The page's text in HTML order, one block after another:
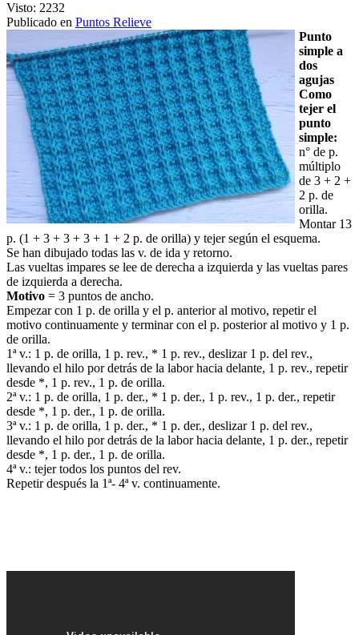
Visto: 2232
Publicado en Puntos Relieve
Punto
simple a
dos
agujas
Como
tejer el
punto
simple:
n° de p.
múltiplo
de 3 + 2 +
2 p. de
orilla.
Montar 13
p. (1 + 3 + 3 + 3 + 1 + 2 p. de orilla) y tejer según el esquema.
Se han dibujado todas las v. de ida y retorno.
Las vueltas impares se lee de derecha a izquierda y las vueltas pares
de izquierda a derecha.
Motivo = 3 puntos de ancho.
Empezar con 1 p. de orilla y el p. anterior al motivo, repetir el
motivo continuamente y terminar con el p. posterior al motivo y 1 p.
de orilla.
1ª v.: 1 p. de orilla, 1 p. rev., * 1 p. rev., deslizar 1 p. del rev.,
llevando el hilo por detrás de la labor hacia delante, 1 p. rev., repetir
desde *, 1 p. rev., 1 p. de orilla.
2ª v.: 1 p. de orilla, 1 p. der., * 1 p. der., 1 p. rev., 1 p. der., repetir
desde *, 1 p. der., 1 p. de orilla.
3ª v.: 1 p. de orilla, 1 p. der., * 1 p. der., deslizar 1 p. del rev.,
llevando el hilo por detrás de la labor hacia delante, 1 p. der., repetir
desde *, 1 p. der., 1 p. de orilla.
4ª v.: tejer todos los puntos del rev.
Repetir después la 1ª- 4ª v. continuamente.